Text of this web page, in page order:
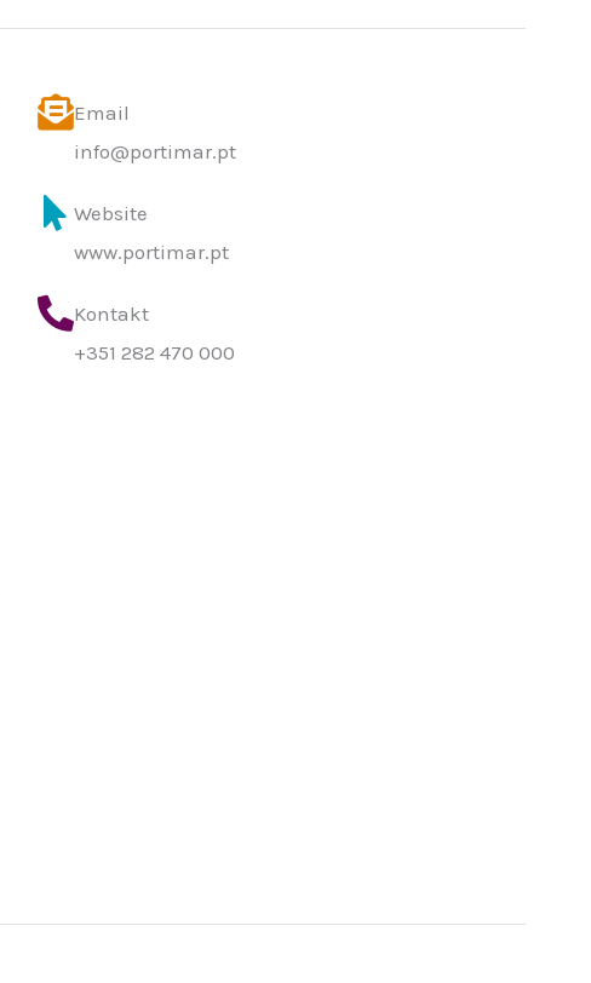
Email
info@portimar.pt
Website
www.portimar.pt
Kontakt
+351 282 470 000